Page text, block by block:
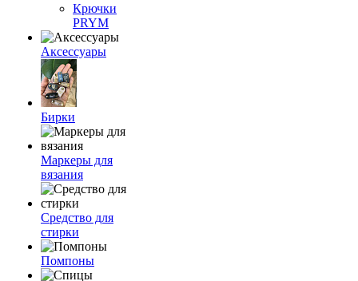
Крючки
PRYM
Аксессуары
Бирки
Маркеры для
вязания
Средство для
стирки
Помпоны